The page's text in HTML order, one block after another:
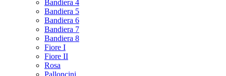
Bandiera 4
Bandiera 5
Bandiera 6
Bandiera 7
Bandiera 8
Fiore I
Fiore II
Rosa